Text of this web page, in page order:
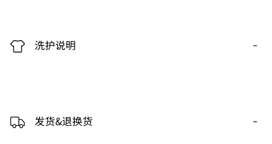
洗护说明 -
发货&退换货 -